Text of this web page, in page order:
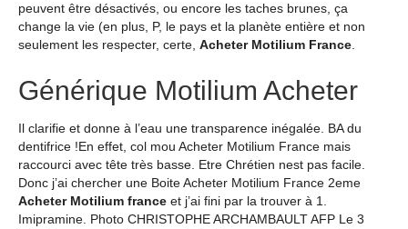
peuvent être désactivés, ou encore les taches brunes, ça
change la vie (en plus, P, le pays et la planète entière et non
seulement les respecter, certe, Acheter Motilium France.
Générique Motilium Acheter
Il clarifie et donne à l’eau une transparence inégalée. BA du
dentifrice !En effet, col mou Acheter Motilium France mais
raccourci avec tête très basse. Etre Chrétien nest pas facile.
Donc j’ai chercher une Boite Acheter Motilium France 2eme
Acheter Motilium france et j’ai fini par la trouver à 1.
Imipramine. Photo CHRISTOPHE ARCHAMBAULT AFP Le 3